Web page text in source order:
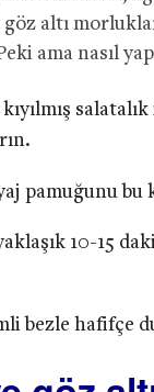
altı
ama nasıl
kıyılmış
pamuğunu bu
10-15
bezle hafifçe